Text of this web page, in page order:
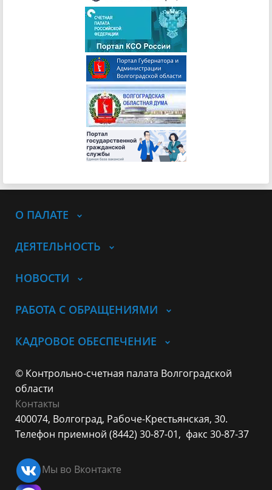
О ПАЛАТЕ
ДЕЯТЕЛЬНОСТЬ
НОВОСТИ
РАБОТА С ОБРАЩЕНИЯМИ
КАДРОВОЕ ОБЕСПЕЧЕНИЕ
© Контрольно-счетная палата Волгоградской
области
Контакты
400074, Волгоград, Рабоче-Крестьянская, 30.
Телефон приемной (8442) 30-87-01, факс 30-87-37
Мы во Вконтакте